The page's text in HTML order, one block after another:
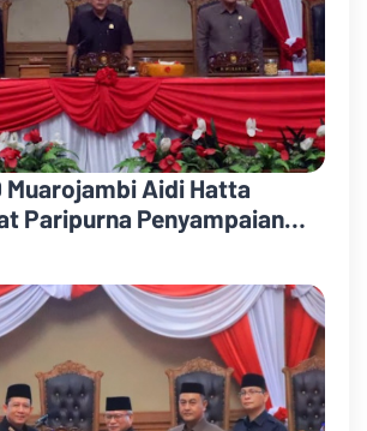
Muarojambi Aidi Hatta
Paripurna Penyampaian
KUA-PPAS Tahun